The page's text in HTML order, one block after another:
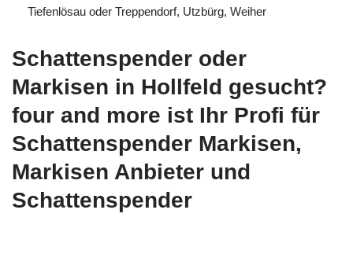
Tiefenlösau oder Treppendorf, Utzbürg, Weiher
Schattenspender oder
Markisen in Hollfeld gesucht?
four and more ist Ihr Profi für
Schattenspender Markisen,
Markisen Anbieter und
Schattenspender